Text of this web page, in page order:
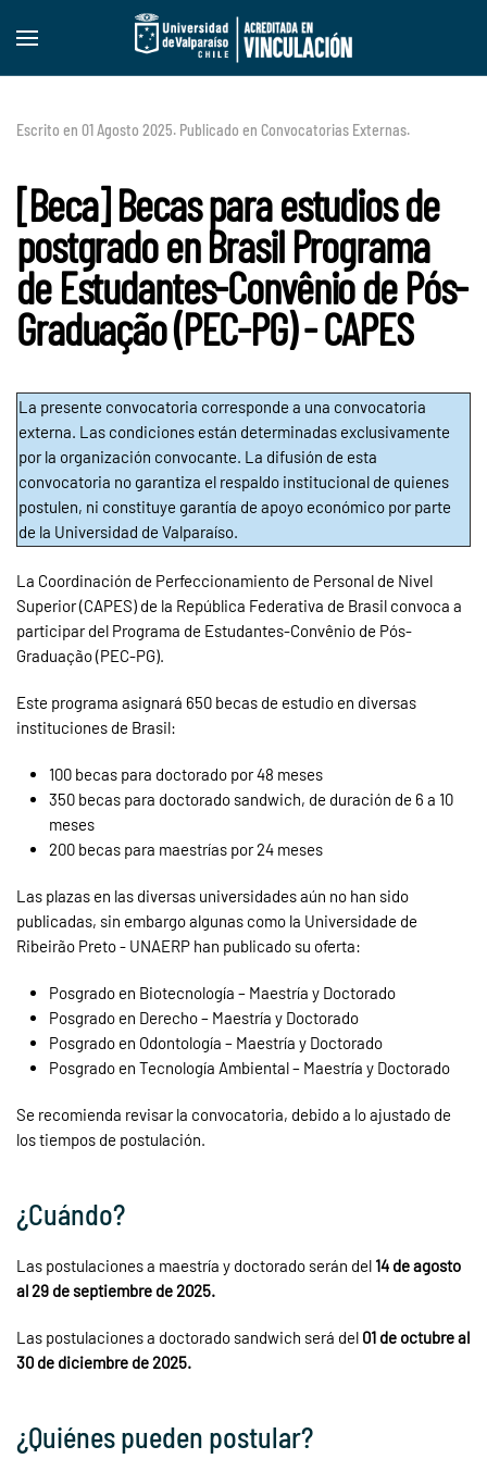
Skip to main content
Escrito en 01 Agosto 2025. Publicado en Convocatorias Externas.
[Beca] Becas para estudios de
postgrado en Brasil Programa
de Estudantes-Convênio de Pós-
Graduação (PEC-PG) - CAPES
La presente convocatoria corresponde a una convocatoria
externa. Las condiciones están determinadas exclusivamente
por la organización convocante. La difusión de esta
convocatoria no garantiza el respaldo institucional de quienes
postulen, ni constituye garantía de apoyo económico por parte
de la Universidad de Valparaíso.
La Coordinación de Perfeccionamiento de Personal de Nivel
Superior (CAPES) de la República Federativa de Brasil convoca a
participar del Programa de Estudantes-Convênio de Pós-
Graduação (PEC-PG).
Este programa asignará 650 becas de estudio en diversas
instituciones de Brasil:
100 becas para doctorado por 48 meses
350 becas para doctorado sandwich, de duración de 6 a 10
meses
200 becas para maestrías por 24 meses
Las plazas en las diversas universidades aún no han sido
publicadas, sin embargo algunas como la Universidade de
Ribeirão Preto - UNAERP han publicado su oferta:
Posgrado en Biotecnología – Maestría y Doctorado
Posgrado en Derecho – Maestría y Doctorado
Posgrado en Odontología – Maestría y Doctorado
Posgrado en Tecnología Ambiental – Maestría y Doctorado
Se recomienda revisar la convocatoria, debido a lo ajustado de
los tiempos de postulación.
¿Cuándo?
Las postulaciones a maestría y doctorado serán del 14 de agosto
al 29 de septiembre de 2025.
Las postulaciones a doctorado sandwich será del 01 de octubre al
30 de diciembre de 2025.
¿Quiénes pueden postular?